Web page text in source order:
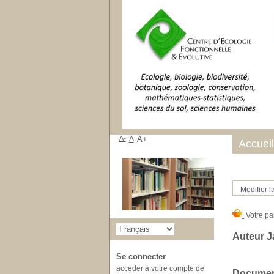
Modifier
Auteur
A- A A+
Se connecter
accéder à votre compte de